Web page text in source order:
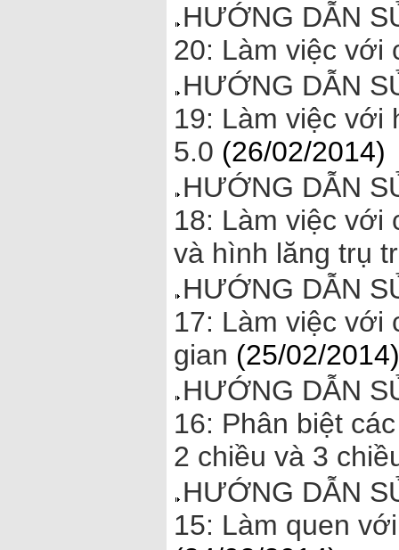
HƯỚNG DẪN
20: Làm việc với
HƯỚNG DẪN
19: Làm việc với
5.0 (26/02/2014)
HƯỚNG DẪN
18: Làm việc với
và hình lăng trụ
HƯỚNG DẪN
17: Làm việc với
gian (25/02/2014)
HƯỚNG DẪN
16: Phân biệt
2 chiều và 3
HƯỚNG DẪN
15: Làm quen